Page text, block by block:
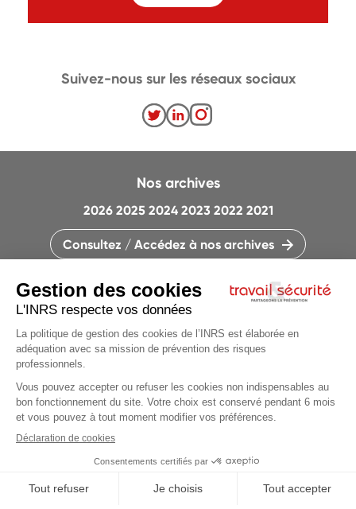
CONTACTEZ LA RÉDACTION
QUI SOMMES-NOUS ?
PLAN DU SITE
PARAMÈTRES DES COOKIES
CHARTE DES COOKIES ET TRACEURS
Nos archives
2026 2025 2024 2023 2022 2021
Consultez / Accédez à nos archives
Suivez-nous sur les réseaux sociaux